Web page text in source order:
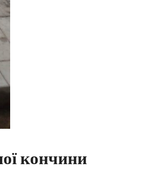
кончини